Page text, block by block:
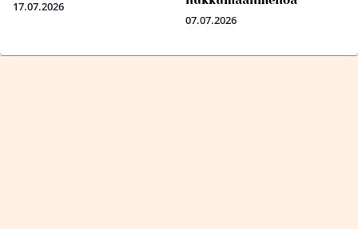
17.07.2026
07.07.2026